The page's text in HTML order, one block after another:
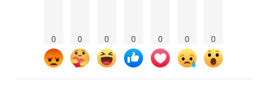
0 0 0 0 0 0 0